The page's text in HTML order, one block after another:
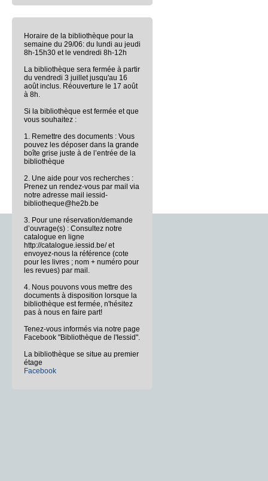
Horaire de la bibliothèque pour la
semaine du 29/06: du lundi au jeudi
8h-15h30 et le vendredi 8h-12h
La bibliothèque sera fermée à partir
du vendredi 3 juillet jusqu'au 16
août inclus. Réouverture le 17 août
à 8h.
Si la bibliothèque est fermée et que
vous souhaitez :
1. Remettre des documents : Vous
pouvez les déposer dans la grande
boîte grise juste à de l’entrée de la
bibliothèque
2. Une aide pour vos recherches :
Prenez un rendez-vous par mail via
notre adresse mail iessid-
bibliotheque@he2b.be
3. Pour une réservation/demande
d’ouvrage(s) : Consultez notre
catalogue en ligne
http://catalogue.iessid.be/ et
envoyez-nous la référence (cote
pour les livres ; nom + numéro pour
les revues) par mail.
4. Nous pouvons vous mettre des
documents à disposition lorsque la
bibliothèque est fermée, n'hésitez
pas à nous en faire part!
Tenez-vous informés via notre page
Facebook "Bibliothèque de l'Iessid".
La bibliothèque se situe au premier
étage
Facebook